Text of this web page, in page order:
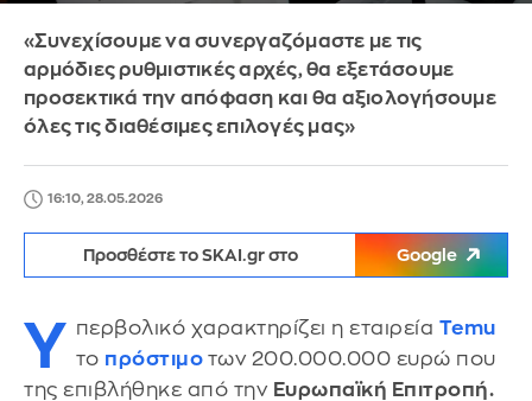
«Συνεχίσουμε να συνεργαζόμαστε με τις
αρμόδιες ρυθμιστικές αρχές, θα εξετάσουμε
προσεκτικά την απόφαση και θα αξιολογήσουμε
όλες τις διαθέσιμες επιλογές μας»
16:10, 28.05.2026
Προσθέστε το SKAI.gr στο Google
Υ περβολικό χαρακτηρίζει η εταιρεία Temu
το πρόστιμο των 200.000.000 ευρώ που
της επιβλήθηκε από την Ευρωπαϊκή Επιτροπή.